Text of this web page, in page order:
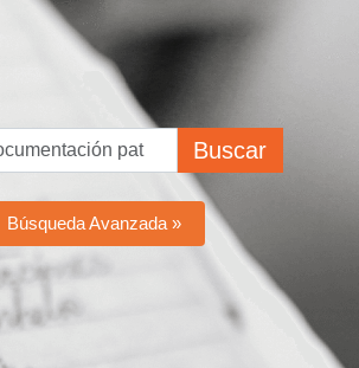
Buscar
Búsqueda Avanzada »